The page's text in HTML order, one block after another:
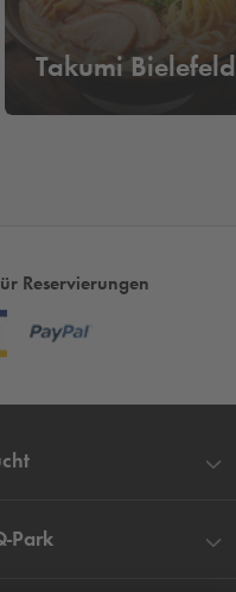
Takumi Bielefeld
Reservierungen
Park